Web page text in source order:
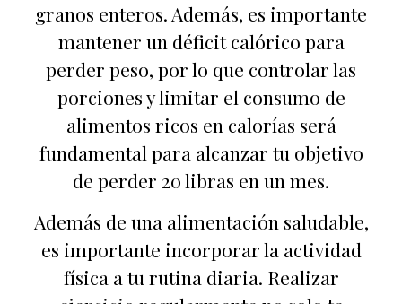
granos enteros. Además, es importante
mantener un déficit calórico para
perder peso, por lo que controlar las
porciones y limitar el consumo de
alimentos ricos en calorías será
fundamental para alcanzar tu objetivo
de perder 20 libras en un mes.
Además de una alimentación saludable,
es importante incorporar la actividad
física a tu rutina diaria. Realizar